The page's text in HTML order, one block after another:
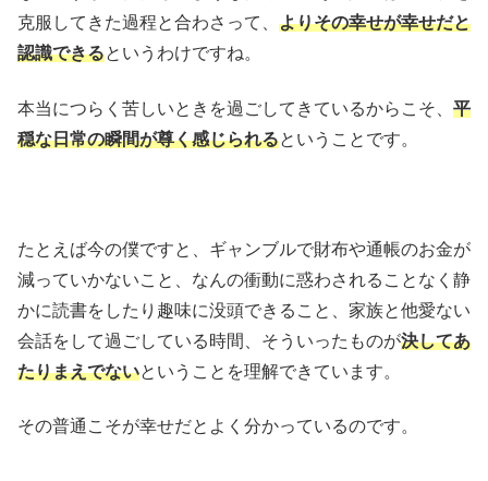
克服してきた過程と合わさって、 よりその幸せが幸せだと
認識できるというわけですね。
本当につらく苦しいときを過ごしてきているからこそ、 平
穏な日常の瞬間が尊く感じられるということです。
たとえば今の僕ですと、ギャンブルで財布や通帳のお金が
減っていかないこと、なんの衝動に惑わされることなく静
かに読書をしたり趣味に没頭できること、家族と他愛ない
会話をして過ごしている時間、そういったものが決してあ
たりまえでないということを理解できています。
その普通こそが幸せだとよく分かっているのです。